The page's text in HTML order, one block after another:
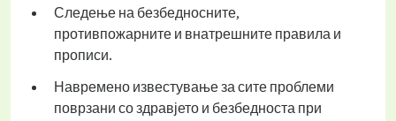
Следење на безбедносните,
противпожарните и внатрешните правила и
прописи.
Навремено известување за сите проблеми
поврзани со здравјето и безбедноста при